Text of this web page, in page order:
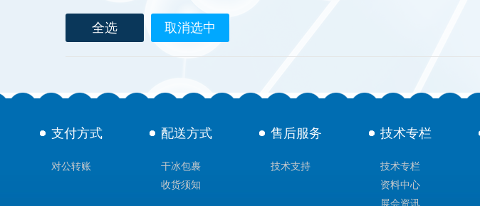
Berry & Associates
Abbexa AbD Serotec Abnova Active Motif
全选 取消选中
支付方式
对公转账
配送方式
干冰包裹
收货须知
售后服务
技术支持
技术专栏
技术专栏
资料中心
展会资讯